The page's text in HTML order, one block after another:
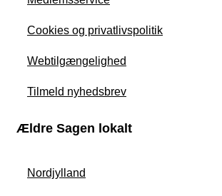
Cookies og privatlivspolitik
Webtilgængelighed
Tilmeld nyhedsbrev
Ældre Sagen lokalt
Nordjylland